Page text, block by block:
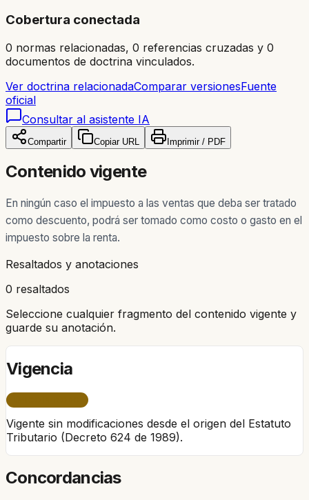
Cobertura conectada
0 normas relacionadas, 0 referencias cruzadas y 0
documentos de doctrina vinculados.
Ver doctrina relacionadaComparar versionesFuente
oficial
Consultar al asistente IA
Compartir Copiar URL Imprimir / PDF
Contenido vigente
En ningún caso el impuesto a las ventas que deba ser tratado
como descuento, podrá ser tomado como costo o gasto en el
impuesto sobre la renta.
Resaltados y anotaciones
0 resaltados
Seleccione cualquier fragmento del contenido vigente y
guarde su anotación.
Vigencia
Vigente sin modificaciones desde el origen del Estatuto
Tributario (Decreto 624 de 1989).
Concordancias